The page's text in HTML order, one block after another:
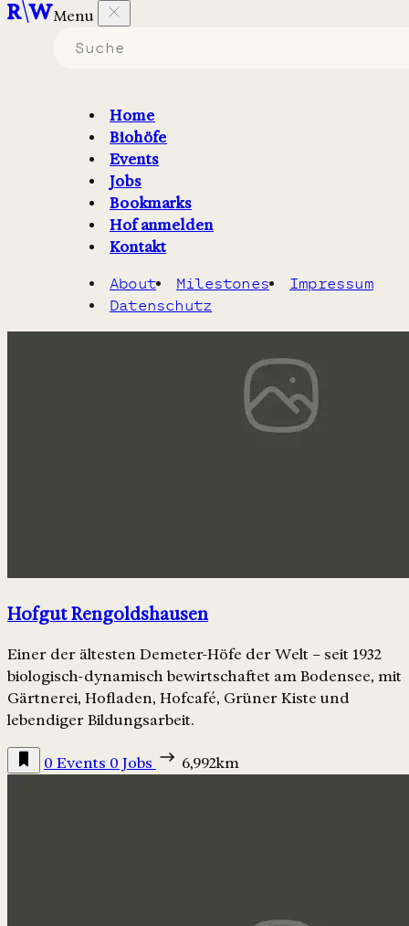
Menu
Home
Biohöfe
Events
Jobs
Bookmarks
Hof anmelden
Kontakt
About Milestones
Impressum
Datenschutz
Biohöfe in Baden-
die nach den Vorgaben von
Karte
Hofgut Rengoldshausen
Einer der ältesten Demeter-Höfe der Welt – seit 1932
biologisch-dynamisch bewirtschaftet am Bodensee, mit
Gärtnerei, Hofladen, Hofcafé, Grüner Kiste und
lebendiger Bildungsarbeit.
0 Events 0 Jobs 6,992km